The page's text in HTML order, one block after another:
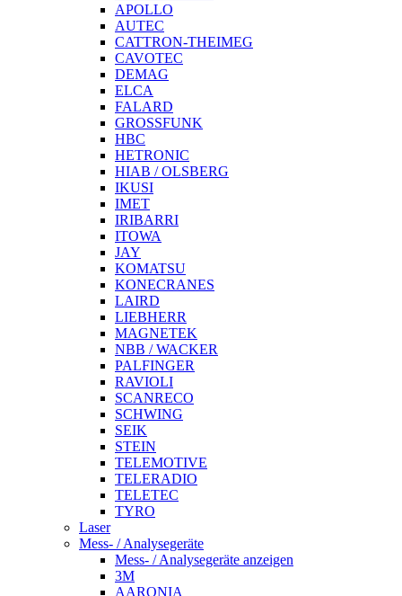
APOLLO
AUTEC
CATTRON-THEIMEG
CAVOTEC
DEMAG
ELCA
FALARD
GROSSFUNK
HBC
HETRONIC
HIAB / OLSBERG
IKUSI
IMET
IRIBARRI
ITOWA
JAY
KOMATSU
KONECRANES
LAIRD
LIEBHERR
MAGNETEK
NBB / WACKER
PALFINGER
RAVIOLI
SCANRECO
SCHWING
SEIK
STEIN
TELEMOTIVE
TELERADIO
TELETEC
TYRO
Laser
Mess- / Analysegeräte
Mess- / Analysegeräte anzeigen
3M
AARONIA